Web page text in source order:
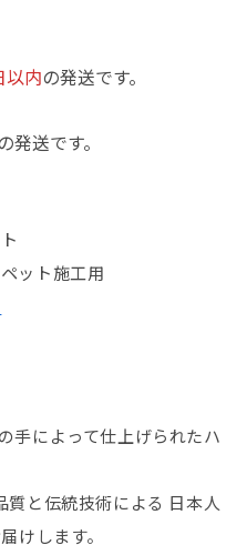
以内の発送です。
の発送です。
ット施工用
手によって仕上げられたハ
質と伝統技術による 日本人
けします。